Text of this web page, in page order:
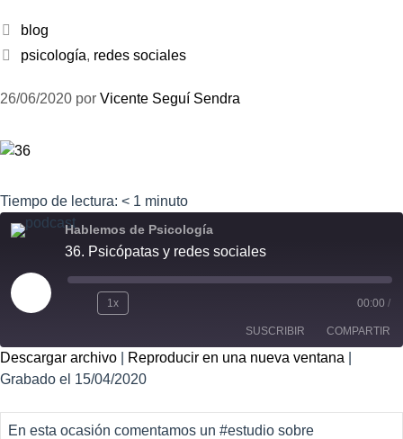
blog
psicología, redes sociales
26/06/2020 por Vicente Seguí Sendra
Tiempo de lectura: < 1 minuto
Hablemos de Psicología
36. Psicópatas y redes sociales
1x 00:00 /
SUSCRIBIR COMPARTIR
COMPART
ENLACE
Descargar archivo Reproducir en una nueva ventana
Grabado el 15/04/2020
En esta ocasión comentamos un #estudio sobre